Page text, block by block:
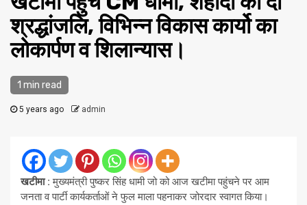
श्रद्धांजलि, विभिन्न विकास कार्यो का
लोकार्पण व शिलान्यास।
1 min read
5 years ago admin
खटीमा : मुख्यमंत्री पुष्कर सिंह धामी जो को आज खटीमा पहुंचने पर आम
जनता व पार्टी कार्यकर्ताओं ने फुल माला पहनाकर जोरदार स्वागत किया।